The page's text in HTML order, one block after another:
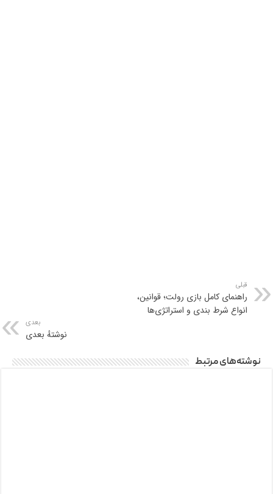
قبلی
راهنمای کامل بازی رولت؛ قوانین،
انواع شرط بندی و استراتژی‌ها
بعدی
نوشتهٔ بعدی
نوشته‌های مرتبط